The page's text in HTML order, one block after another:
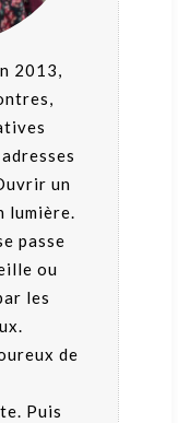
2013,
un
lumière.
passe
ou
les
de
Puis